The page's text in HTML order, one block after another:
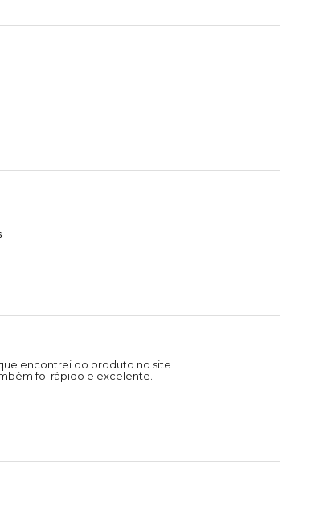
encontrei do produto no site
foi rápido e excelente.